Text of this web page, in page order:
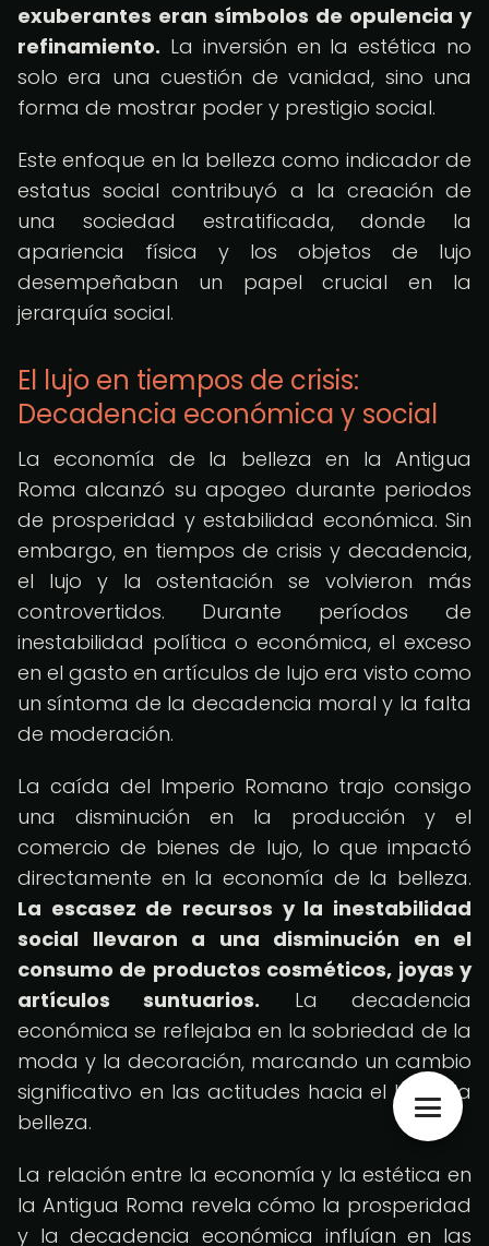
exuberantes eran símbolos de opulencia y
refinamiento. La inversión en la estética no
solo era una cuestión de vanidad, sino una
forma de mostrar poder y prestigio social.
Este enfoque en la belleza como indicador de
estatus social contribuyó a la creación de
una sociedad estratificada, donde la
apariencia física y los objetos de lujo
desempeñaban un papel crucial en la
jerarquía social.
El lujo en tiempos de crisis:
Decadencia económica y social
La economía de la belleza en la Antigua
Roma alcanzó su apogeo durante periodos
de prosperidad y estabilidad económica. Sin
embargo, en tiempos de crisis y decadencia,
el lujo y la ostentación se volvieron más
controvertidos. Durante períodos de
inestabilidad política o económica, el exceso
en el gasto en artículos de lujo era visto como
un síntoma de la decadencia moral y la falta
de moderación.
La caída del Imperio Romano trajo consigo
una disminución en la producción y el
comercio de bienes de lujo, lo que impactó
directamente en la economía de la belleza.
La escasez de recursos y la inestabilidad
social llevaron a una disminución en el
consumo de productos cosméticos, joyas y
artículos suntuarios. La decadencia
económica se reflejaba en la sobriedad de la
moda y la decoración, marcando un cambio
significativo en las actitudes hacia el lujo y la
belleza.
La relación entre la economía y la estética en
la Antigua Roma revela cómo la prosperidad
y la decadencia económica influían en las